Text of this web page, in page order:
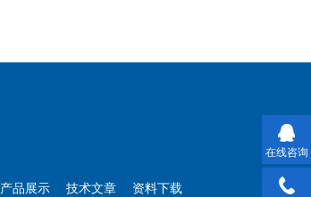
产品展示 技术文章
资料下载
在线咨询